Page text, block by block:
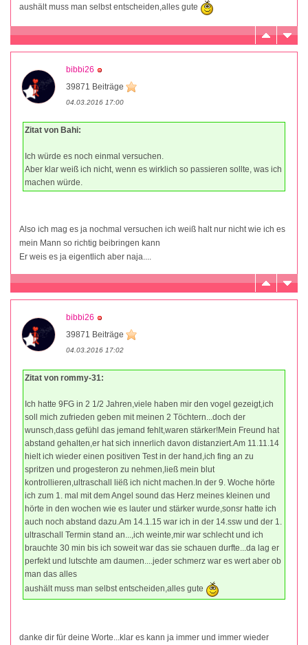
aushält muss man selbst entscheiden,alles gute
bibbi26
39871 Beiträge
04.03.2016 17:00
Zitat von Bahi:
Ich würde es noch einmal versuchen.
Aber klar weiß ich nicht, wenn es wirklich so passieren sollte, was ich
machen würde.
Also ich mag es ja nochmal versuchen ich weiß halt nur nicht wie ich es
mein Mann so richtig beibringen kann
Er weis es ja eigentlich aber naja....
bibbi26
39871 Beiträge
04.03.2016 17:02
Zitat von rommy-31:
Ich hatte 9FG in 2 1/2 Jahren,viele haben mir den vogel gezeigt,ich
soll mich zufrieden geben mit meinen 2 Töchtern...doch der
wunsch,dass gefühl das jemand fehlt,waren stärker!Mein Freund hat
abstand gehalten,er hat sich innerlich davon distanziert.Am 11.11.14
hielt ich wieder einen positiven Test in der hand,ich fing an zu
spritzen und progesteron zu nehmen,ließ mein blut
kontrollieren,ultraschall liëß ich nicht machen.In der 9. Woche hörte
ich zum 1. mal mit dem Angel sound das Herz meines kleinen und
hörte in den wochen wie es lauter und stärker wurde,sonsr hatte ich
auch noch abstand dazu.Am 14.1.15 war ich in der 14.ssw und der 1.
ultraschall Termin stand an...,ich weinte,mir war schlecht und ich
brauchte 30 min bis ich soweit war das sie schauen durfte...da lag er
perfekt und lutschte am daumen....jeder schmerz war es wert aber ob
man das alles
aushält muss man selbst entscheiden,alles gute
danke dir für deine Worte...klar es kann ja immer und immer wieder